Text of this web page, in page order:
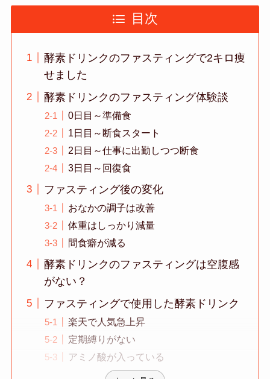
目次
酵素ドリンクのファスティングで2キロ痩
せました
酵素ドリンクのファスティング体験談
0日目～準備食
1日目～断食スタート
2日目～仕事に出勤しつつ断食
3日目～回復食
ファスティング後の変化
おなかの調子は改善
体重はしっかり減量
間食癖が減る
酵素ドリンクのファスティングは空腹感
がない？
ファスティングで使用した酵素ドリンク
楽天で人気急上昇
定期縛りがない
アミノ酸が入っている